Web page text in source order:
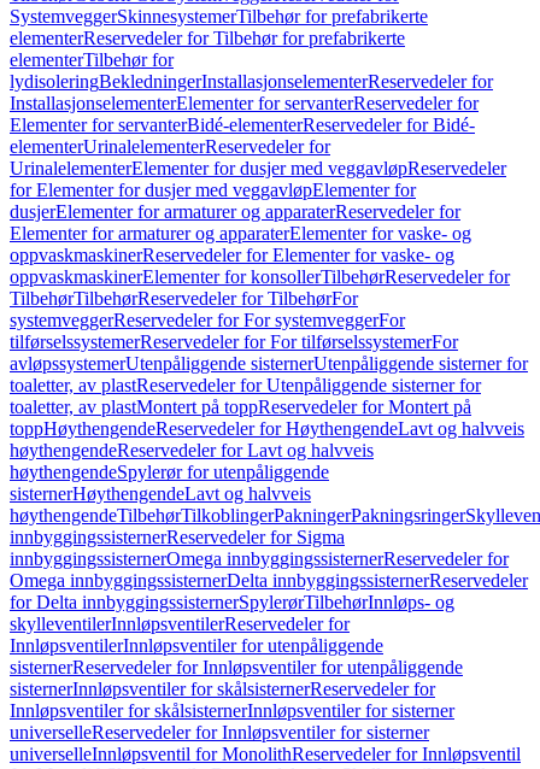
SystemveggerSkinnesystemerTilbehør for prefabrikerte
elementerReservedeler for Tilbehør for prefabrikerte
elementerTilbehør for
lydisoleringBekledningerInstallasjonselementerReservedeler for
InstallasjonselementerElementer for servanterReservedeler for
Elementer for servanterBidé-elementerReservedeler for Bidé-
elementerUrinalelementerReservedeler for
UrinalelementerElementer for dusjer med veggavløpReservedeler
for Elementer for dusjer med veggavløpElementer for
dusjerElementer for armaturer og apparaterReservedeler for
Elementer for armaturer og apparaterElementer for vaske- og
oppvaskmaskinerReservedeler for Elementer for vaske- og
oppvaskmaskinerElementer for konsollerTilbehørReservedeler for
TilbehørTilbehørReservedeler for TilbehørFor
systemveggerReservedeler for For systemveggerFor
tilførselssystemerReservedeler for For tilførselssystemerFor
avløpssystemerUtenpåliggende sisternerUtenpåliggende sisterner for
toaletter, av plastReservedeler for Utenpåliggende sisterner for
toaletter, av plastMontert på toppReservedeler for Montert på
toppHøythengendeReservedeler for HøythengendeLavt og halvveis
høythengendeReservedeler for Lavt og halvveis
høythengendeSpylerør for utenpåliggende
sisternerHøythengendeLavt og halvveis
høythengendeTilbehørTilkoblingerPakningerPakningsringer
innbyggingssisternerReservedeler for Sigma
innbyggingssisternerOmega innbyggingssisternerReservedeler for
Omega innbyggingssisternerDelta innbyggingssisternerReservedeler
for Delta innbyggingssisternerSpylerørTilbehørInnløps- og
skylleventilerInnløpsventilerReservedeler for
InnløpsventilerInnløpsventiler for utenpåliggende
sisternerReservedeler for Innløpsventiler for utenpåliggende
sisternerInnløpsventiler for skålsisternerReservedeler for
Innløpsventiler for skålsisternerInnløpsventiler for sisterner
universelleReservedeler for Innløpsventiler for sisterner
universelleInnløpsventil for MonolithReservedeler for Innløpsventil